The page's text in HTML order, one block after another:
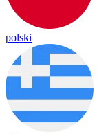
polski